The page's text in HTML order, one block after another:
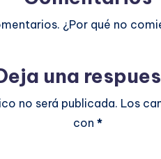
¿Por qué no
una
no será publicada. Los
con*